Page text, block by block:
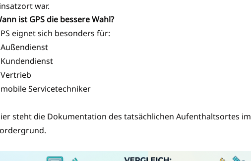
war.
ist GPS die bessere Wahl?
eignet sich besonders für:
Servicetechniker
steht die Dokumentation des tatsächlichen Aufenthaltsortes im